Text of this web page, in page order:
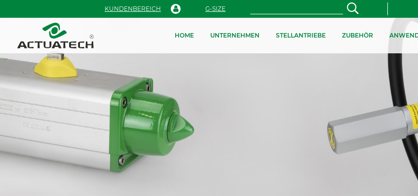
KUNDENBEREICH G-SIZE
HOME UNTERNEHMEN STELLANTRIEBE ZUBEHÖR